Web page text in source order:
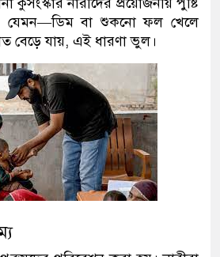
যেমন—ডিম বা শুকনো ফল খেলে
বেড়ে যায়, এই ধারণা ভুল।